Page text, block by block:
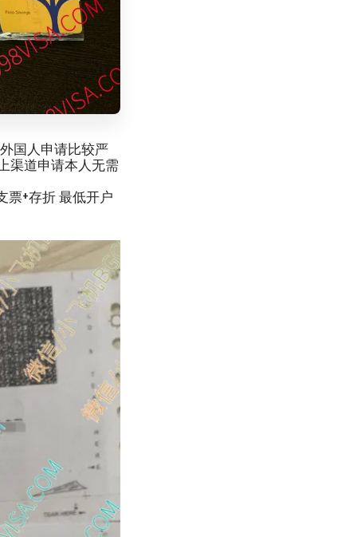
国人申请比较严
渠道申请本人无需
票+存折 最低开户